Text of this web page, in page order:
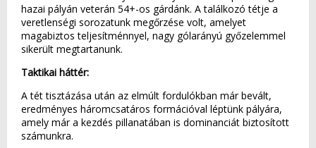
hazai pályán veterán 54+-os gárdánk. A találkozó tétje a
veretlenségi sorozatunk megőrzése volt, amelyet
magabiztos teljesítménnyel, nagy gólarányú győzelemmel
sikerült megtartanunk.
Taktikai háttér:
A tét tisztázása után az elmúlt fordulókban már bevált,
eredményes háromcsatáros formációval léptünk pályára,
amely már a kezdés pillanatában is dominanciát biztosított
számunkra.